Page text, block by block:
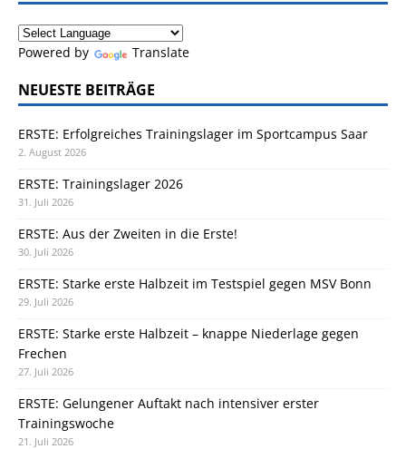
Powered by Translate
NEUESTE BEITRÄGE
ERSTE: Erfolgreiches Trainingslager im Sportcampus Saar
2. August 2026
ERSTE: Trainingslager 2026
31. Juli 2026
ERSTE: Aus der Zweiten in die Erste!
30. Juli 2026
ERSTE: Starke erste Halbzeit im Testspiel gegen MSV Bonn
29. Juli 2026
ERSTE: Starke erste Halbzeit – knappe Niederlage gegen
Frechen
27. Juli 2026
ERSTE: Gelungener Auftakt nach intensiver erster
Trainingswoche
21. Juli 2026